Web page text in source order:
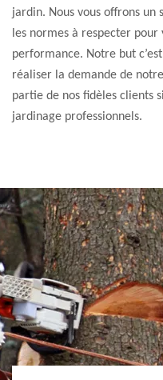
jardin. Nous vous offrons un
les normes à respecter
performance. Notre but
réaliser la demande de
partie de nos fidèles clients
jardinage professionnels.